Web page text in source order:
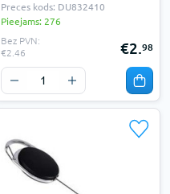
Preces kods: DU832410
Pieejams: 276
Bez PVN:
€2.46
€2.98